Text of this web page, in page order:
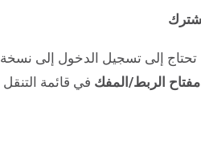
مفتاح الربط/المفك في قائمة التنقل